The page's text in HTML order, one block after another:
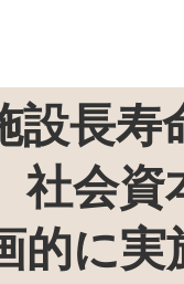
設長寿
社会資
的に実